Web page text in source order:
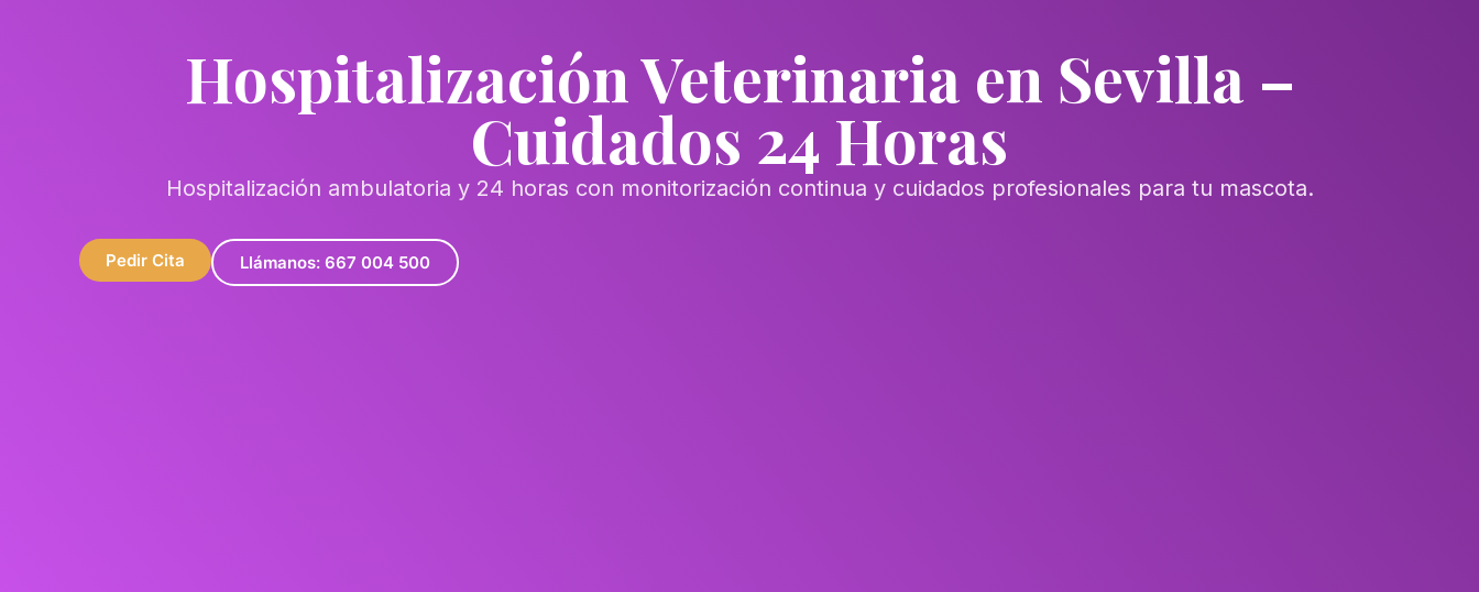
Hospitalización Veterinaria en Sevilla –
Cuidados 24 Horas
Hospitalización ambulatoria y 24 horas con monitorización continua y cuidados profesionales para tu mascota.
Pedir Cita Llámanos: 667 004 500